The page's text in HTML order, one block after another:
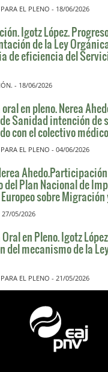
PARA EL PLENO - 18/06/2026
Igotz López.
de la Ley
de eficiencia del
- 18/06/2026
en pleno. Nerea
Sanidad intención de
con el colectivo médico
PARA EL PLENO - 04/06/2026
del Plan Nacional de
sobre
27/05/2026
en Pleno. Igotz
del mecanismo de la
PARA EL PLENO - 21/05/2026